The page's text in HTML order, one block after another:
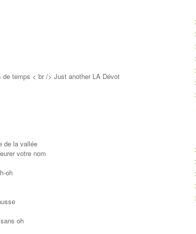
de temps < br /> Just another LA Dévot
de la vallée
votre nom
oh
oh